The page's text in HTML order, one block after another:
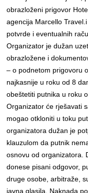
obrazloženi prigovor
agencija Marcello
potvrde i eventualnih
Organizator je dužan
obrazložene i
– o podnetom prigovoru
najkasnije u roku od 8
obeštetiti putnika u roku
Organizator će rješavati
mogao otkloniti u toku
organizatora dužan je
klauzulom da putnik
osnovu od organizatora.
donese pisani odgovor,
druge osobe, arbitraže,
javna glasila. Naknada